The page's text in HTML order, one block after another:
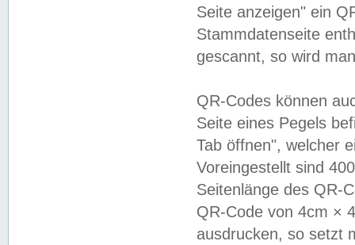
Seite anzeigen" ein
Stammdatenseite
gescannt, so wird
QR-Codes können
Seite eines Pegels
Tab öffnen", welcher
Voreingestellt sind
Seitenlänge des QR-
QR-Code von 4cm ×
ausdrucken, so setzt